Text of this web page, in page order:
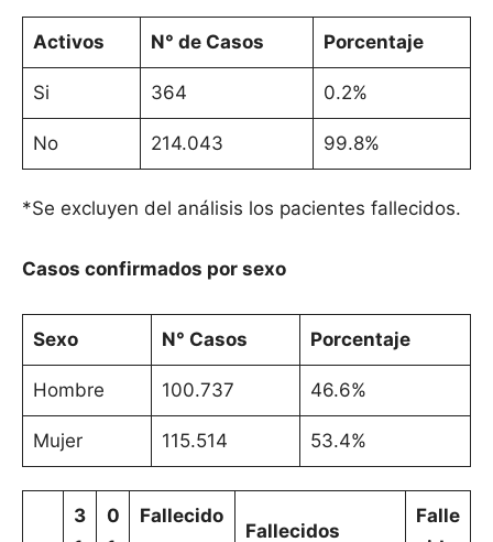
Activos N° de Casos Porcentaje
Si 364 0.2%
No 214.043 99.8%
*Se excluyen del análisis los pacientes fallecidos.
Casos confirmados por sexo
Sexo N° Casos Porcentaje
Hombre 100.737 46.6%
Mujer 115.514 53.4%
3
0
Fallecido
Fallecidos
Falle